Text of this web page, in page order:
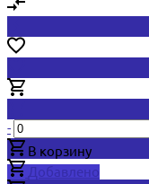
-
В корзину
Добавлено